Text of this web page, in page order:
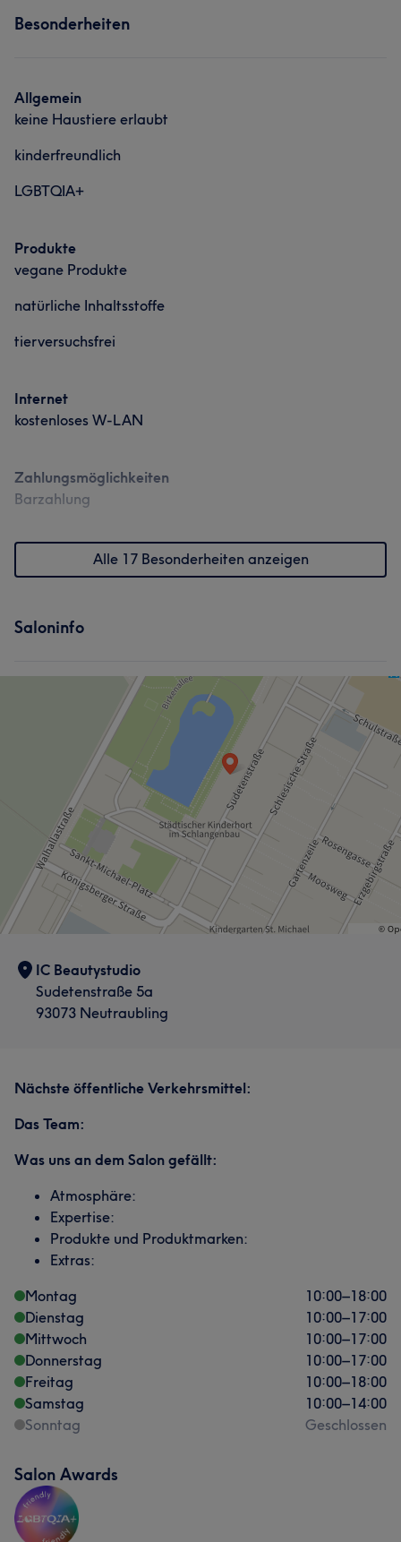
Kosmetische Zahnmedizin
Besonderheiten
Allgemein
keine Haustiere erlaubt
kinderfreundlich
LGBTQIA+
Produkte
vegane Produkte
natürliche Inhaltsstoffe
tierversuchsfrei
Internet
kostenloses W-LAN
Zahlungsmöglichkeiten
Barzahlung
Alle 17 Besonderheiten anzeigen
Saloninfo
IC Beautystudio
Sudetenstraße 5a
93073 Neutraubling
Nächste öffentliche Verkehrsmittel:
Das Team:
Was uns an dem Salon gefällt:
Atmosphäre:
Expertise:
Produkte und Produktmarken:
Extras:
Montag
10:00–18:00
Dienstag
10:00–17:00
Mittwoch
10:00–17:00
Donnerstag
10:00–17:00
Freitag
10:00–18:00
Samstag
10:00–14:00
Sonntag
Geschlossen
Salon Awards